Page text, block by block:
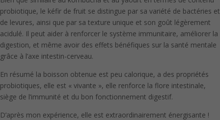
probiotique, le kéfir de fruit se distingue par sa variété de bactéries et
de levures, ainsi que par sa texture unique et son goût légèrement
acidulé. Il peut aider à renforcer le système immunitaire, améliorer la
digestion, et même avoir des effets bénéfiques sur la santé mentale
grâce à l’axe intestin-cerveau.
En résumé la boisson obtenue est peu calorique, a des propriétés
probiotiques, elle est « vivante », elle renforce la flore intestinale,
siège de l’immunité et du bon fonctionnement digestif.
D’après mon expérience, elle est extraordinairement énergisante !